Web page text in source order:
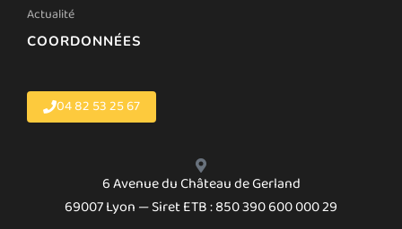
Actualité
COORDONNÉES
04 82 53 25 67
6 Avenue du Château de Gerland
69007 Lyon — Siret ETB : 850 390 600 000 29